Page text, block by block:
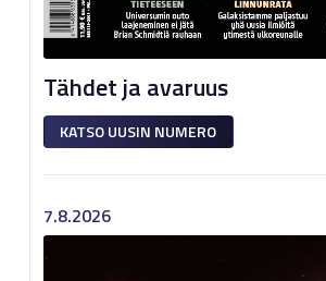
Tähdet ja avaruus
KATSO UUSIN NUMERO
7.8.2026